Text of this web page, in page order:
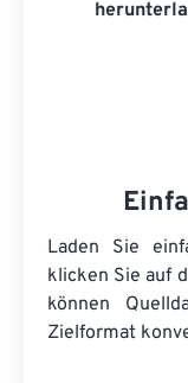
Laden Sie
klicken Sie auf
können
Zielformat